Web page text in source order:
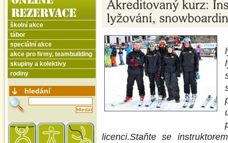
licenci.Staňte se
školní akce
tábor
speciální akce
akce pro firmy, teambuilding
skupiny a kolektivy
rodiny
hledání